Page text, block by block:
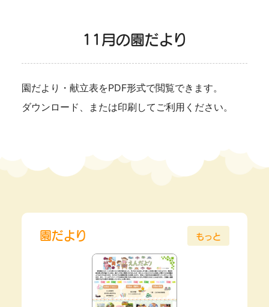
11月の園だより
園だより・献立表をPDF形式で閲覧できます。
ダウンロード、または印刷してご利用ください。
園だより もっと